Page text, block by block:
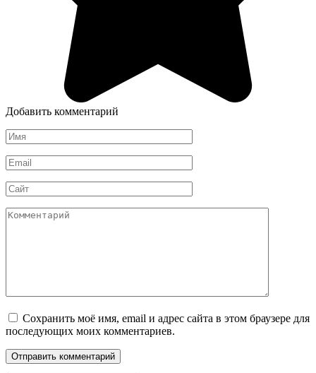
Добавить комментарий
Имя
*
Email
*
Сайт
Комментарий
Сохранить моё имя, email и адрес сайта в этом браузере для
последующих моих комментариев.